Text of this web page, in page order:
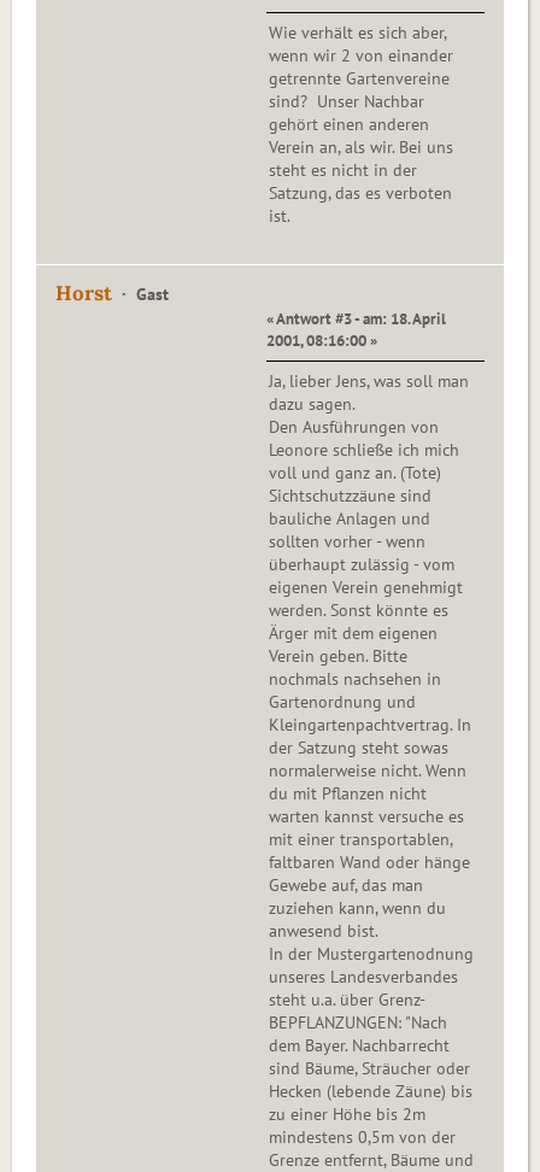
Wie verhält es sich aber,
wenn wir 2 von einander
getrennte Gartenvereine
sind? Unser Nachbar
gehört einen anderen
Verein an, als wir. Bei uns
steht es nicht in der
Satzung, das es verboten
ist.
Horst Gast
« Antwort #3 - am: 18. April
2001, 08:16:00 »
Ja, lieber Jens, was soll man
dazu sagen.
Den Ausführungen von
Leonore schließe ich mich
voll und ganz an. (Tote)
Sichtschutzzäune sind
bauliche Anlagen und
sollten vorher - wenn
überhaupt zulässig - vom
eigenen Verein genehmigt
werden. Sonst könnte es
Ärger mit dem eigenen
Verein geben. Bitte
nochmals nachsehen in
Gartenordnung und
Kleingartenpachtvertrag. In
der Satzung steht sowas
normalerweise nicht. Wenn
du mit Pflanzen nicht
warten kannst versuche es
mit einer transportablen,
faltbaren Wand oder hänge
Gewebe auf, das man
zuziehen kann, wenn du
anwesend bist.
In der Mustergartenodnung
unseres Landesverbandes
steht u.a. über Grenz-
BEPFLANZUNGEN: "Nach
dem Bayer. Nachbarrecht
sind Bäume, Sträucher oder
Hecken (lebende Zäune) bis
zu einer Höhe bis 2m
mindestens 0,5m von der
Grenze entfernt, Bäume und